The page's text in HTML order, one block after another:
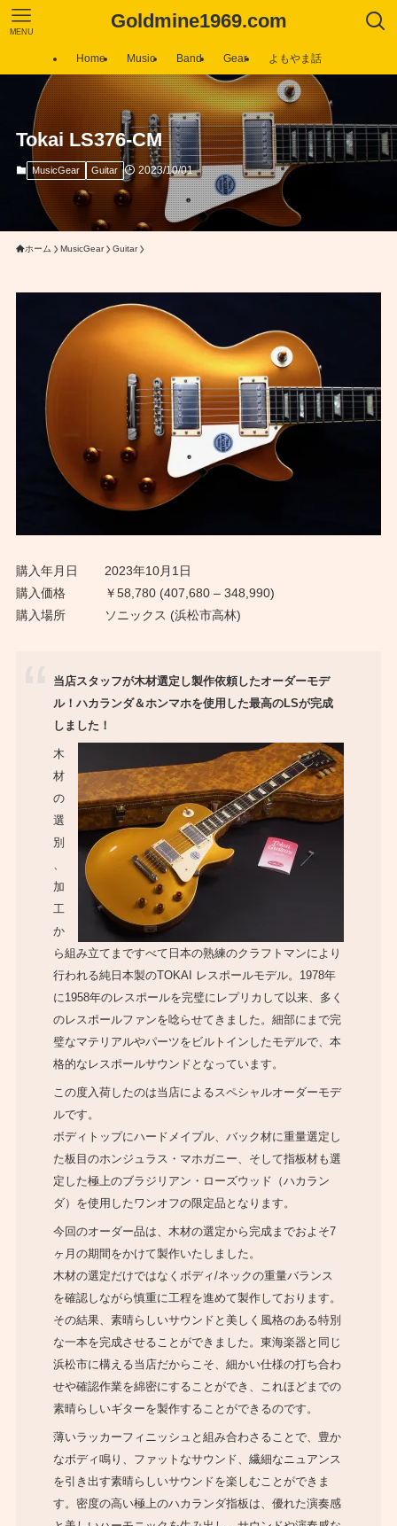
Goldmine1969.com
MENU
Home Music Band Gear よもやま話
Tokai LS376-CM
MusicGear Guitar 2023/10/01
ホーム MusicGear Guitar
購入年月日
2023年10月1日
購入価格
￥58,780 (407,680 – 348,990)
購入場所
ソニックス (浜松市高林)
当店スタッフが木材選定し製作依頼したオーダーモデ
ル！ハカランダ＆ホンマホを使用した最高のLSが完成
しました！
木
材
の
選
別
、
加
工
か
ら組み立てまですべて日本の熟練のクラフトマンにより
行われる純日本製のTOKAI レスポールモデル。1978年
に1958年のレスポールを完璧にレプリカして以来、多く
のレスポールファンを唸らせてきました。細部にまで完
璧なマテリアルやパーツをビルトインしたモデルで、本
格的なレスポールサウンドとなっています。
この度入荷したのは当店によるスペシャルオーダーモデ
ルです。
ボディトップにハードメイプル、バック材に重量選定し
た板目のホンジュラス・マホガニー、そして指板材も選
定した極上のブラジリアン・ローズウッド（ハカラン
ダ）を使用したワンオフの限定品となります。
今回のオーダー品は、木材の選定から完成までおよそ7
ヶ月の期間をかけて製作いたしました。
木材の選定だけではなくボディ/ネックの重量バランス
を確認しながら慎重に工程を進めて製作しております。
その結果、素晴らしいサウンドと美しく風格のある特別
な一本を完成させることができました。東海楽器と同じ
浜松市に構える当店だからこそ、細かい仕様の打ち合わ
せや確認作業を綿密にすることができ、これほどまでの
素晴らしいギターを製作することができるのです。
薄いラッカーフィニッシュと組み合わさることで、豊か
なボディ鳴り、ファットなサウンド、繊細なニュアンス
を引き出す素晴らしいサウンドを楽しむことができま
す。密度の高い極上のハカランダ指板は、優れた演奏感